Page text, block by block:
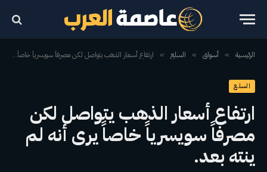
الرئيسية » أسواق » السلع » ارتفاع أسعار الذهب يتواصل لكن مصرفاً سويسرياً خاصاً يرى أنه لم ينته بعد.
السلع
ارتفاع أسعار الذهب يتواصل لكن
مصرفاً سويسرياً خاصاً يرى أنه لم
ينته بعد.